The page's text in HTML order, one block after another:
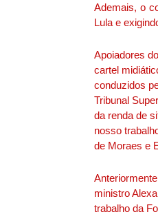
Ademais, o
Lula e
Apoiadores
cartel
conduzidos
Tribunal
da renda de
nosso
de Moraes e
ministro
trabalho da